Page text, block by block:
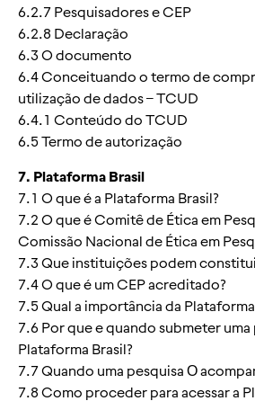
6.2.7 Pesquisadores e CEP
6.2.8 Declaração
6.3 O documento
6.4 Conceituando o termo de
utilização de dados – TCUD
6.4.1 Conteúdo do TCUD
6.5 Termo de autorização
7. Plataforma Brasil
7.1 O que é a Plataforma Brasil?
7.2 O que é Comitê de Ética em
Comissão Nacional de Ética em
7.3 Que instituições podem
7.4 O que é um CEP acreditado?
7.5 Qual a importância da Plataforma
7.6 Por que e quando submeter uma
Plataforma Brasil?
7.7 Quando uma pesquisa О
7.8 Como proceder para acessar a